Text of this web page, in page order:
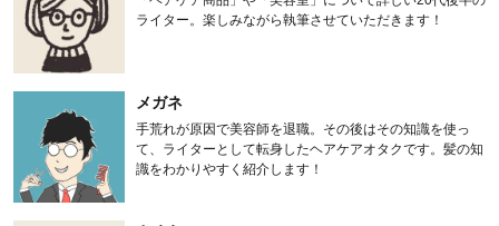
ライター。楽しみながら執筆させていただきます！
メガネ
手荒れが原因で美容師を退職。その後はその知識を使っ
て、ライターとして転身したヘアケアオタクです。髪の知
識をわかりやすく紹介します！